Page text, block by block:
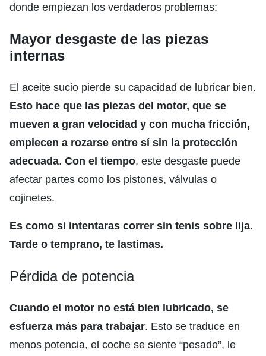
donde empiezan los verdaderos problemas:
Mayor desgaste de las piezas
internas
El aceite sucio pierde su capacidad de lubricar bien.
Esto hace que las piezas del motor, que se
mueven a gran velocidad y con mucha fricción,
empiecen a rozarse entre sí sin la protección
adecuada. Con el tiempo, este desgaste puede
afectar partes como los pistones, válvulas o
cojinetes.
Es como si intentaras correr sin tenis sobre lija.
Tarde o temprano, te lastimas.
Pérdida de potencia
Cuando el motor no está bien lubricado, se
esfuerza más para trabajar. Esto se traduce en
menos potencia, el coche se siente “pesado”, le